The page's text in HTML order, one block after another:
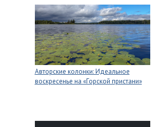
Авторские колонки: Идеальное
воскресенье на «Горской пристани»